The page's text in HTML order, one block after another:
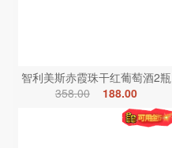
智利美斯赤霞珠干红葡萄酒2瓶
358.00
188.00